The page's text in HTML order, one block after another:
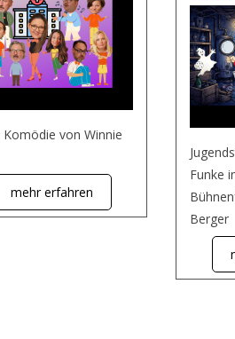
von Winnie
mehr erfahren
Funke
Berger